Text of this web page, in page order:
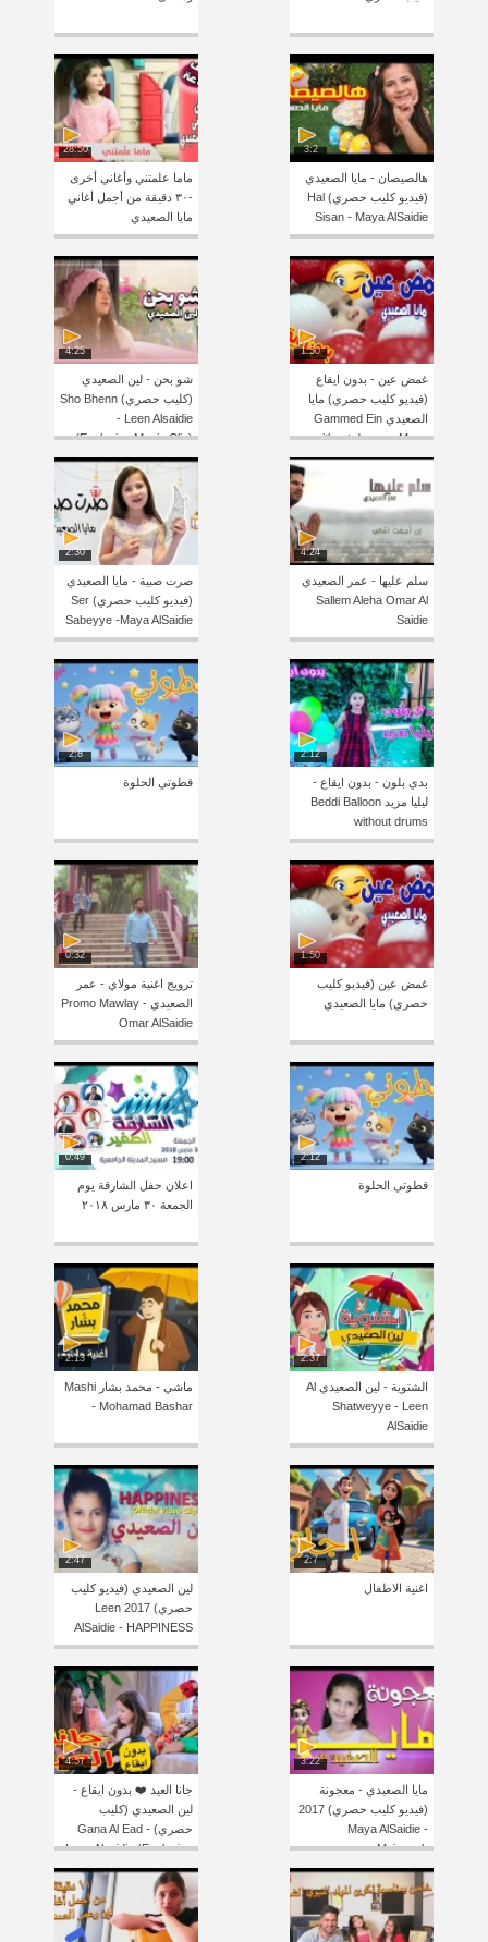
3:2
هالصيصان - مايا الصعيدي
(فيديو كليب حصري) Hal
Sisan - Maya AlSaidie
28:50
ماما علمتني وأغاني أخرى
-٣٠ دقيقة من أجمل أغاني
مايا الصعيدي
1:50
غمض عين - بدون ايقاع
(فيديو كليب حصري) مايا
الصعيدي Gammed Ein
without drums - Maya
Alsaidie
4:25
شو بحن - لين الصعيدي
(كليب حصري) Sho Bhenn
- Leen Alsaidie
(Exclusive Music Clip)
4:24
سلم عليها - عمر الصعيدي
Sallem Aleha Omar Al
Saidie
2:30
صرت صبية - مايا الصعيدي
(فيديو كليب حصري) Ser
Sabeyye -Maya AlSaidie
2:12
بدي بلون - بدون ايقاع -
ليليا مزيد Beddi Balloon
without drums
2:8
قطوتي الحلوة
1:50
غمض عين (فيديو كليب
حصري) مايا الصعيدي
0:32
ترويج اغنية مولاي - عمر
الصعيدي Promo Mawlay -
Omar AlSaidie
2:12
قطوتي الحلوة
0:49
اعلان حفل الشارقة يوم
الجمعة ٣٠ مارس ٢٠١٨
2:37
الشتوية - لين الصعيدي Al
Shatweyye - Leen
AlSaidie
2:13
ماشي - محمد بشار Mashi
- Mohamad Bashar
2:7
اغنية الاطفال
2:47
لين الصعيدي (فيديو كليب
حصري) 2017 Leen
AlSaidie - HAPPINESS
3:22
مايا الصعيدي - معجونة
(فيديو كليب حصري) 2017
Maya AlSaidie -
Majooneh
4:57
جانا العيد ❤️ بدون ايقاع -
لين الصعيدي (كليب
حصري) Gana Al Ead -
Leen Alsaidie (Exclusive
Clip)